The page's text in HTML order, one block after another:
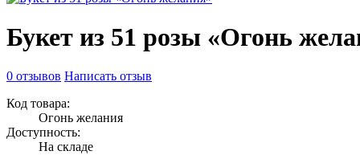
Букет из 51 розы «Огонь
0 отзывов Написать отзыв
Код товара:
Огонь желания
Доступность:
На складе